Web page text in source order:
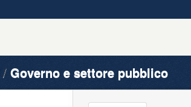
Governo e settore pubblico